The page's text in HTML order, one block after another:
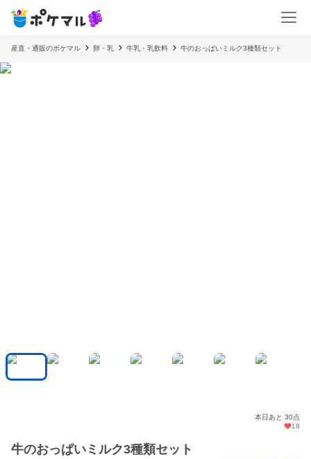
産直・通販のポケマル 卵・乳 牛乳・乳飲料 牛のおっぱいミルク3種類セット
本日あと 30点
19
牛のおっぱいミルク3種類セット